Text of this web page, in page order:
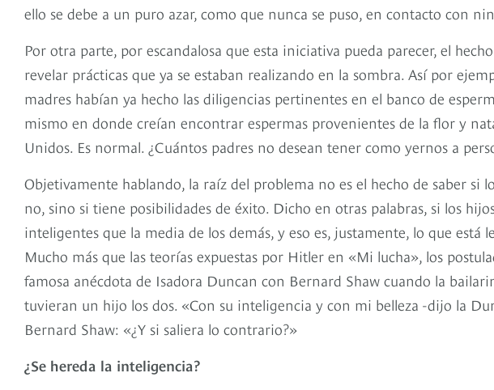
ello se debe a un puro azar, como que nunca se puso, en contacto con
Por otra parte, por escandalosa que esta iniciativa pueda parecer, el
revelar prácticas que ya se estaban realizando en la sombra. Así por
madres habían ya hecho las diligencias pertinentes en el banco de
mismo en donde creían encontrar espermas provenientes de la flor y
Unidos. Es normal. ¿Cuántos padres no desean tener como yernos a
Objetivamente hablando, la raíz del problema no es el hecho de saber si
no, sino si tiene posibilidades de éxito. Dicho en otras palabras, si los
inteligentes que la media de los demás, y eso es, justamente, lo que está
Mucho más que las teorías expuestas por Hitler en «Mi lucha», los
famosa anécdota de Isadora Duncan con Bernard Shaw cuando la
tuvieran un hijo los dos. «Con su inteligencia y con mi belleza -dijo la
Bernard Shaw: «¿Y si saliera lo contrario?»
¿Se hereda la inteligencia?